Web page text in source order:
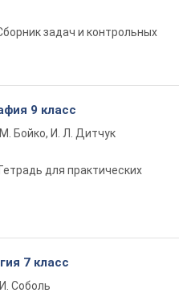
задач и контрольных
9 класс
Бойко, И. Л. Дитчук
для практических
7 класс
Соболь